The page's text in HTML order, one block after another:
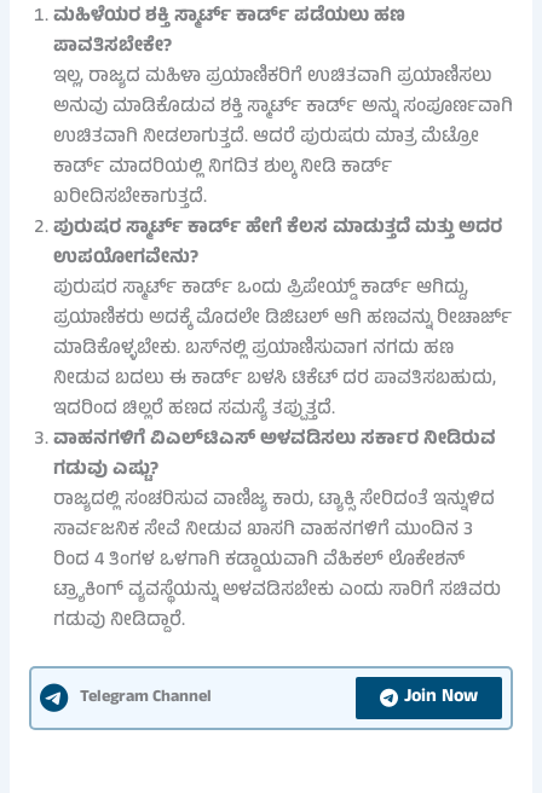
ಮಹಿಳೆಯರ ಶಕ್ತಿ ಸ್ಮಾರ್ಟ್ ಕಾರ್ಡ್ ಪಡೆಯಲು ಹಣ
ಪಾವತಿಸಬೇಕೇ?
ಇಲ್ಲ, ರಾಜ್ಯದ ಮಹಿಳಾ ಪ್ರಯಾಣಿಕರಿಗೆ ಉಚಿತವಾಗಿ ಪ್ರಯಾಣಿಸಲು
ಅನುವು ಮಾಡಿಕೊಡುವ ಶಕ್ತಿ ಸ್ಮಾರ್ಟ್ ಕಾರ್ಡ್ ಅನ್ನು ಸಂಪೂರ್ಣವಾಗಿ
ಉಚಿತವಾಗಿ ನೀಡಲಾಗುತ್ತದೆ. ಆದರೆ ಪುರುಷರು ಮಾತ್ರ ಮೆಟ್ರೋ
ಕಾರ್ಡ್ ಮಾದರಿಯಲ್ಲಿ ನಿಗದಿತ ಶುಲ್ಕ ನೀಡಿ ಕಾರ್ಡ್
ಖರೀದಿಸಬೇಕಾಗುತ್ತದೆ.
ಪುರುಷರ ಸ್ಮಾರ್ಟ್ ಕಾರ್ಡ್ ಹೇಗೆ ಕೆಲಸ ಮಾಡುತ್ತದೆ ಮತ್ತು ಅದರ
ಉಪಯೋಗವೇನು?
ಪುರುಷರ ಸ್ಮಾರ್ಟ್ ಕಾರ್ಡ್ ಒಂದು ಪ್ರಿಪೇಯ್ಡ್ ಕಾರ್ಡ್ ಆಗಿದ್ದು,
ಪ್ರಯಾಣಿಕರು ಅದಕ್ಕೆ ಮೊದಲೇ ಡಿಜಿಟಲ್ ಆಗಿ ಹಣವನ್ನು ರೀಚಾರ್ಜ್
ಮಾಡಿಕೊಳ್ಳಬೇಕು. ಬಸ್‌ನಲ್ಲಿ ಪ್ರಯಾಣಿಸುವಾಗ ನಗದು ಹಣ
ನೀಡುವ ಬದಲು ಈ ಕಾರ್ಡ್ ಬಳಸಿ ಟಿಕೆಟ್ ದರ ಪಾವತಿಸಬಹುದು,
ಇದರಿಂದ ಚಿಲ್ಲರೆ ಹಣದ ಸಮಸ್ಯೆ ತಪ್ಪುತ್ತದೆ.
ವಾಹನಗಳಿಗೆ ವಿಎಲ್‌ಟಿಎಸ್ ಅಳವಡಿಸಲು ಸರ್ಕಾರ ನೀಡಿರುವ
ಗಡುವು ಎಷ್ಟು?
ರಾಜ್ಯದಲ್ಲಿ ಸಂಚರಿಸುವ ವಾಣಿಜ್ಯ ಕಾರು, ಟ್ಯಾಕ್ಸಿ ಸೇರಿದಂತೆ ಇನ್ನುಳಿದ
ಸಾರ್ವಜನಿಕ ಸೇವೆ ನೀಡುವ ಖಾಸಗಿ ವಾಹನಗಳಿಗೆ ಮುಂದಿನ 3
ರಿಂದ 4 ತಿಂಗಳ ಒಳಗಾಗಿ ಕಡ್ಡಾಯವಾಗಿ ವೆಹಿಕಲ್ ಲೊಕೇಶನ್
ಟ್ರ್ಯಾಕಿಂಗ್ ವ್ಯವಸ್ಥೆಯನ್ನು ಅಳವಡಿಸಬೇಕು ಎಂದು ಸಾರಿಗೆ ಸಚಿವರು
ಗಡುವು ನೀಡಿದ್ದಾರೆ.
Telegram Channel Join Now